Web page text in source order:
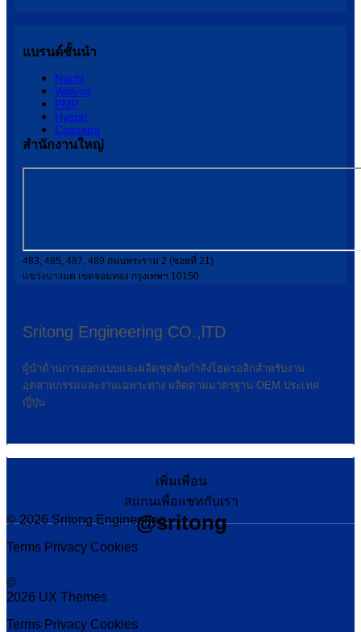
แบรนด์ชั้นนำ
Nachi
Walvoil
PMP
Hystar
Cassapa
สำนักงานใหญ่
483, 485, 487, 489 ถนนพระราม 2 (ซอยที่ 21)
แขวงบางมด เขตจอมทอง กรุงเทพฯ 10150
Sritong Engineering CO.,lTD
ผู้นำด้านการออกแบบและผลิตชุดต้นกำลังไฮดรอลิกสำหรับงาน
อุตสาหกรรมและงานเฉพาะทาง ผลิตตามมาตรฐาน OEM ประเทศ
ญี่ปุ่น
เพิ่มเพื่อน
สแกนเพื่อแชทกับเรา
@sritong
© 2026 Sritong Engineering
Terms Privacy Cookies
©
2026 UX Themes
Terms Privacy Cookies